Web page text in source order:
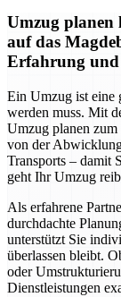
Umzug planen
auf das
Erfahrung und
Ein Umzug ist eine
werden muss. Mit
Umzug planen
von der
Transports – damit
geht Ihr Umzug
Als erfahrene
durchdachte
unterstützt Sie
überlassen bleibt.
oder
Dienstleistungen